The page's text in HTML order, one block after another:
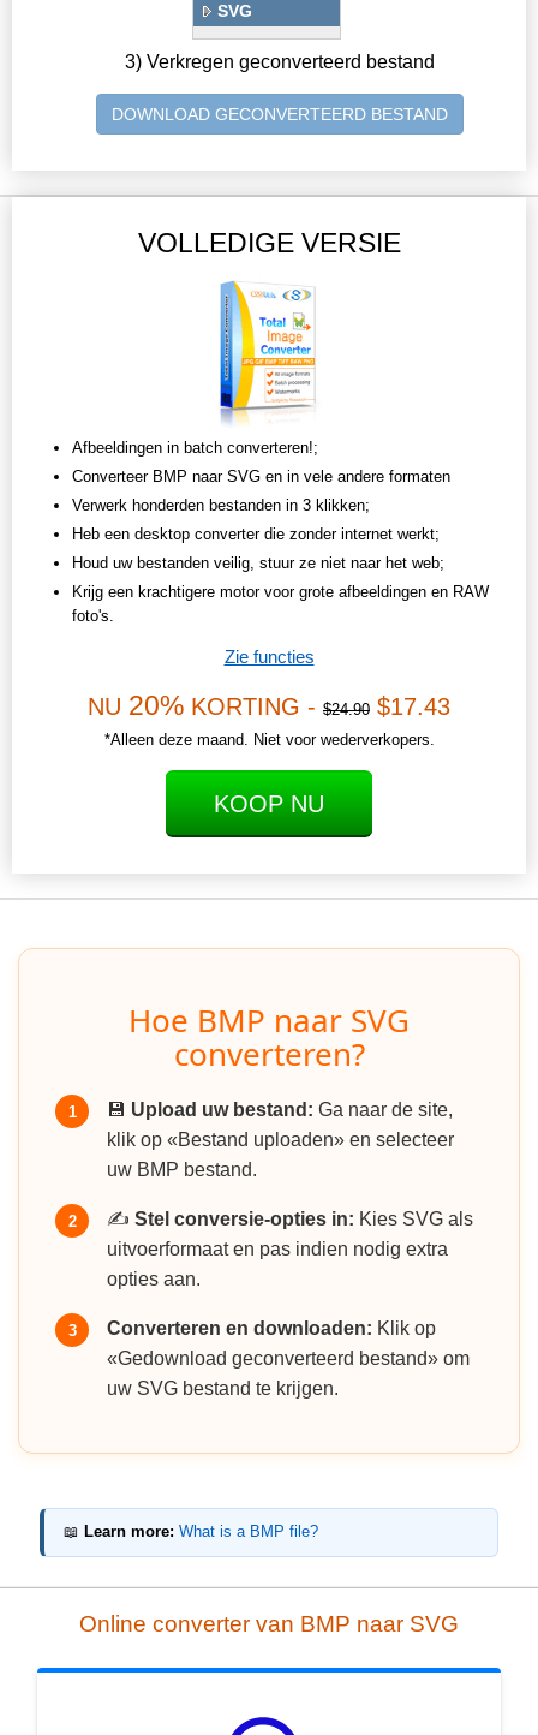
SVG
3) Verkregen geconverteerd bestand
DOWNLOAD GECONVERTEERD BESTAND
VOLLEDIGE VERSIE
Afbeeldingen in batch converteren!;
Converteer BMP naar SVG en in vele andere formaten
Verwerk honderden bestanden in 3 klikken;
Heb een desktop converter die zonder internet werkt;
Houd uw bestanden veilig, stuur ze niet naar het web;
Krijg een krachtigere motor voor grote afbeeldingen en RAW
foto's.
Zie functies
NU 20% KORTING - $24.90 $17.43
*Alleen deze maand. Niet voor wederverkopers.
KOOP NU
Hoe BMP naar SVG
converteren?
1 💾 Upload uw bestand: Ga naar de site,
klik op «Bestand uploaden» en selecteer
uw BMP bestand.
2 ✍️ Stel conversie-opties in: Kies SVG als
uitvoerformaat en pas indien nodig extra
opties aan.
3 Converteren en downloaden: Klik op
«Gedownload geconverteerd bestand» om
uw SVG bestand te krijgen.
📖 Learn more: What is a BMP file?
Online converter van BMP naar SVG